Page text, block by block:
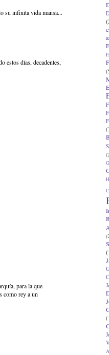
su infinita vida mansa...
estos días, decadentes,
para la que
como rey a un